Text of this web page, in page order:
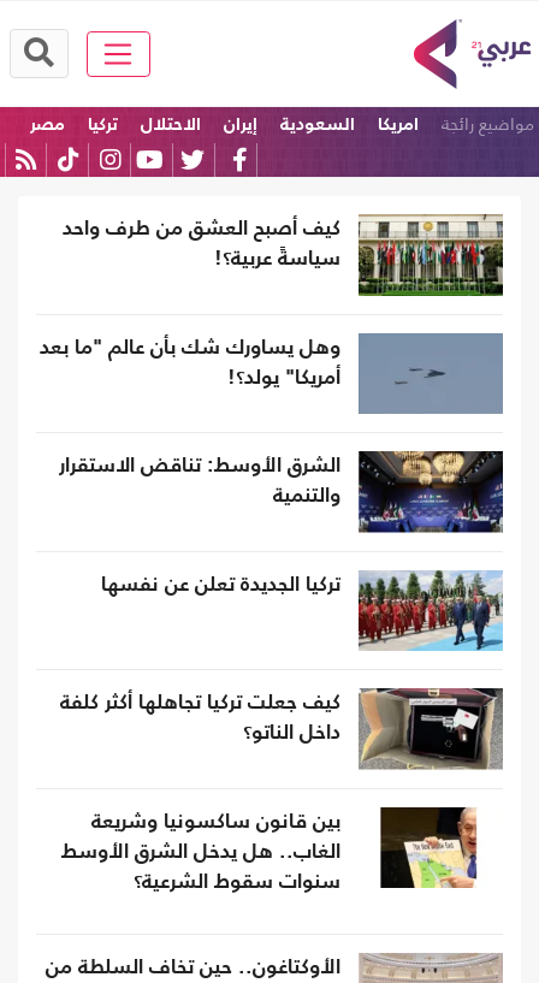
مواضيع رائجة امريكا السعودية إيران الاحتلال تركيا مصر
كيف أصبح العشق من طرف واحد
سياسةً عربية؟!
وهل يساورك شك بأن عالم "ما بعد
أمريكا" يولد؟!
الشرق الأوسط: تناقض الاستقرار
والتنمية
تركيا الجديدة تعلن عن نفسها
كيف جعلت تركيا تجاهلها أكثر كلفة
داخل الناتو؟
بين قانون ساكسونيا وشريعة
الغاب.. هل يدخل الشرق الأوسط
سنوات سقوط الشرعية؟
الأوكتاغون.. حين تخاف السلطة من